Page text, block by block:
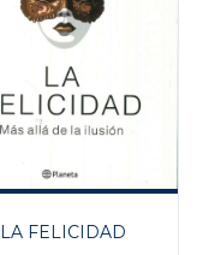
LA FELICIDAD